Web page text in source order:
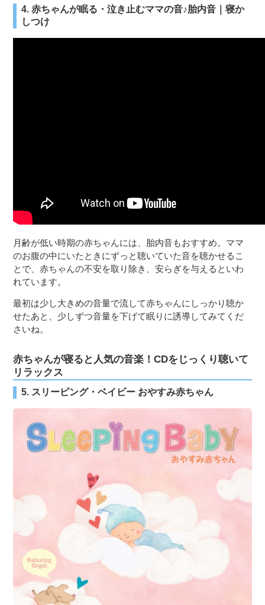
4. 赤ちゃんが眠る・泣き止むママの音♪胎内音｜寝か
しつけ
月齢が低い時期の赤ちゃんには、胎内音もおすすめ。ママ
のお腹の中にいたときにずっと聴いていた音を聴かせるこ
とで、赤ちゃんの不安を取り除き、安らぎを与えるといわ
れています。
最初は少し大きめの音量で流して赤ちゃんにしっかり聴か
せたあと、少しずつ音量を下げて眠りに誘導してみてくだ
さいね。
赤ちゃんが寝ると人気の音楽！CDをじっくり聴いて
リラックス
5. スリーピング・ベイビー おやすみ赤ちゃん